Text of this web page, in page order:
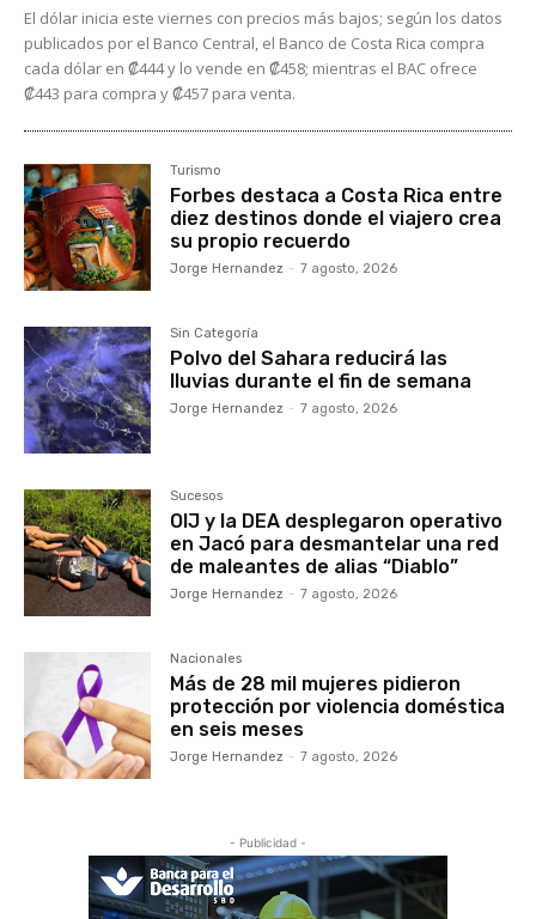
El dólar inicia este viernes con precios más bajos; según los datos
publicados por el Banco Central, el Banco de Costa Rica compra
cada dólar en ₡444 y lo vende en ₡458; mientras el BAC ofrece
₡443 para compra y ₡457 para venta.
Turismo
Forbes destaca a Costa Rica entre
diez destinos donde el viajero crea
su propio recuerdo
Jorge Hernandez - 7 agosto, 2026
Sin Categoría
Polvo del Sahara reducirá las
lluvias durante el fin de semana
Jorge Hernandez - 7 agosto, 2026
Sucesos
OIJ y la DEA desplegaron operativo
en Jacó para desmantelar una red
de maleantes de alias “Diablo”
Jorge Hernandez - 7 agosto, 2026
Nacionales
Más de 28 mil mujeres pidieron
protección por violencia doméstica
en seis meses
Jorge Hernandez - 7 agosto, 2026
- Publicidad -